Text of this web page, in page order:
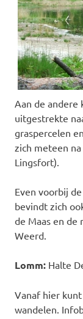
Aan de andere
uitgestrekte
graspercelen
zich meteen
Lingsfort).
Even voorbij
bevindt zich
de Maas en de
Weerd.
Lomm: Halte
Vanaf hier
wandelen.